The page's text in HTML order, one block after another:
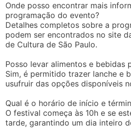
Onde posso encontrar mais
programação do evento?
Detalhes completos sobre a
podem ser encontrados no site
de Cultura de São Paulo.
Posso levar alimentos e bebidas
Sim, é permitido trazer lanche e
usufruir das opções disponíveis
Qual é o horário de início e
O festival começa às 10h e se
tarde, garantindo um dia inteiro